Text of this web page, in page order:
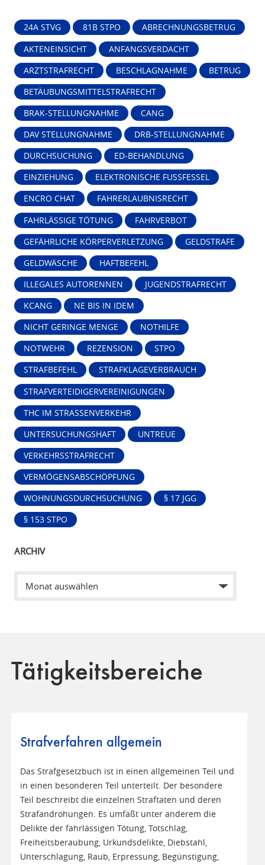
24A STVG 81B STPO ABRECHNUNGSBETRUG
AKTENEINSICHT ANFANGSVERDACHT
ARZTSTRAFRECHT BESCHLAGNAHME BETRUG
BETÄUBUNGSMITTELSTRAFRECHT
BRAK-STELLUNGNAHME CANG
DAV STELLUNGNAHME DRB-STELLUNGNAHME
DURCHSUCHUNG ED-BEHANDLUNG
EINZIEHUNG ELEKTRONISCHE FUSSFESSEL
ENCRO CHAT FAHRERLAUBNISRECHT
FAHRLÄSSIGE TÖTUNG FAHRVERBOT
GEFÄHRLICHE KÖRPERVERLETZUNG GELDSTRAFE
GELDWÄSCHE HAFTBEFEHL
ILLEGALES AUTORENNEN JUGENDSTRAFRECHT
KCANG NE BIS IN IDEM
NICHT GERINGE MENGE NOTHILFE
NOTWEHR REZENSION STPO
STRAFBEFEHL STRAFKLAGEVERBRAUCH
STRAFVERTEIDIGERVEREINIGUNGEN
THC IM STRASSENVERKEHR
UNTERSUCHUNGSHAFT UNTREUE
VERKEHRSSTRAFRECHT
VERMÖGENSABSCHÖPFUNG
WOHNUNGSDURCHSUCHUNG § 17 JGG
§ 153 STPO
ARCHIV
Tätigkeitsbereiche
Strafverfahren allgemein
Das Strafgesetzbuch ist in einen allgemeinen Teil und
in einen besonderen Teil unterteilt. Der besondere
Teil beschreibt die einzelnen Straftaten und deren
Strafandrohungen. Es umfaßt unter anderem die
Delikte der fahrlässigen Tötung, Totschlag,
Freiheitsberaubung, Urkundsdelikte, Diebstahl,
Unterschlagung, Raub, Erpressung, Begünstigung,